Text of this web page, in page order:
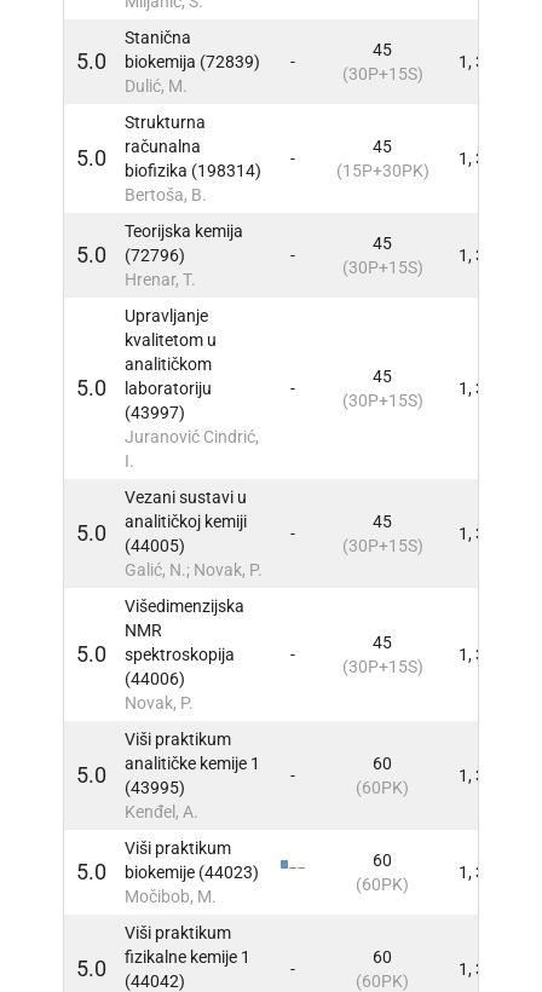
5.0
Stanična
biokemija (72839)
Dulić, M.
-
45
(30P+15S)
1, 3
5.0
Strukturna
računalna
biofizika (198314)
Bertoša, B.
-
45
(15P+30PK)
1, 3
5.0
Teorijska kemija
(72796)
Hrenar, T.
-
45
(30P+15S)
1, 3
5.0
Upravljanje
kvalitetom u
analitičkom
laboratoriju
(43997)
Juranović Cindrić,
I.
-
45
(30P+15S)
1, 3
5.0
Vezani sustavi u
analitičkoj kemiji
(44005)
Galić, N.; Novak, P.
-
45
(30P+15S)
1, 3
5.0
Višedimenzijska
NMR
spektroskopija
(44006)
Novak, P.
-
45
(30P+15S)
1, 3
5.0
Viši praktikum
analitičke kemije 1
(43995)
Kenđel, A.
-
60
(60PK)
1, 3
5.0
Viši praktikum
biokemije (44023)
Močibob, M.
60
(60PK)
1, 3
5.0
Viši praktikum
fizikalne kemije 1
(44042)
-
60
(60PK)
1, 3